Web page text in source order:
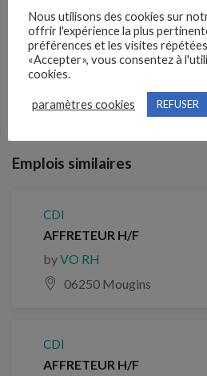
Référence
5432238
Je postule
Emplois similaires
CDI
AFFRETEUR H/F
byVO RH
06250 Mougins
CDI
AFFRETEUR H/F
Nous utilisons des cookies sur
offrir l'expérience la plus
préférences et les visites
«Accepter», vous consentez à
cookies.
paramètres cookies REFUSER